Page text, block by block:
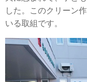
した。このクリーン
いる取組です。